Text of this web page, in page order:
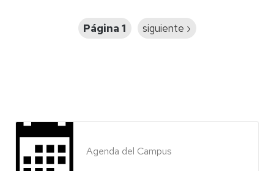
Página 1
Siguiente
siguiente ›
Agenda del Campus